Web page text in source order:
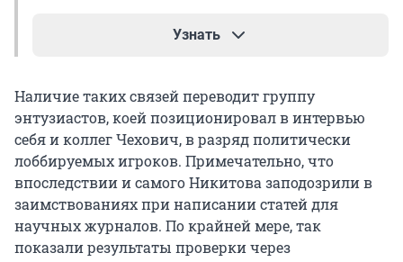
Узнать
сталкивался с критикой. Неоднократно в СМИ
появлялись публикации о негативном
отношении министра к советской системе
образования. Одним из таких
информационных поводов стало выступление
Фурсенко на молодежном форуме на Селигере в
2009 году.
Наличие таких связей переводит группу
энтузиастов, коей позиционировал в интервью
себя и коллег Чехович, в разряд политически
лоббируемых игроков. Примечательно, что
впоследствии и самого Никитова заподозрили в
заимствованиях при написании статей для
научных журналов. По крайней мере, так
показали результаты проверки через